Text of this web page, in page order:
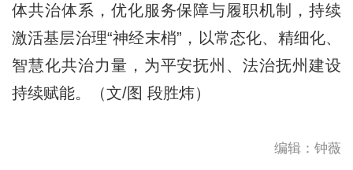
体共治体系，优化服务保障与履职机制，持续
激活基层治理“神经末梢”，以常态化、精细化、
智慧化共治力量，为平安抚州、法治抚州建设
持续赋能。（文/图 段胜炜）
编辑：钟薇